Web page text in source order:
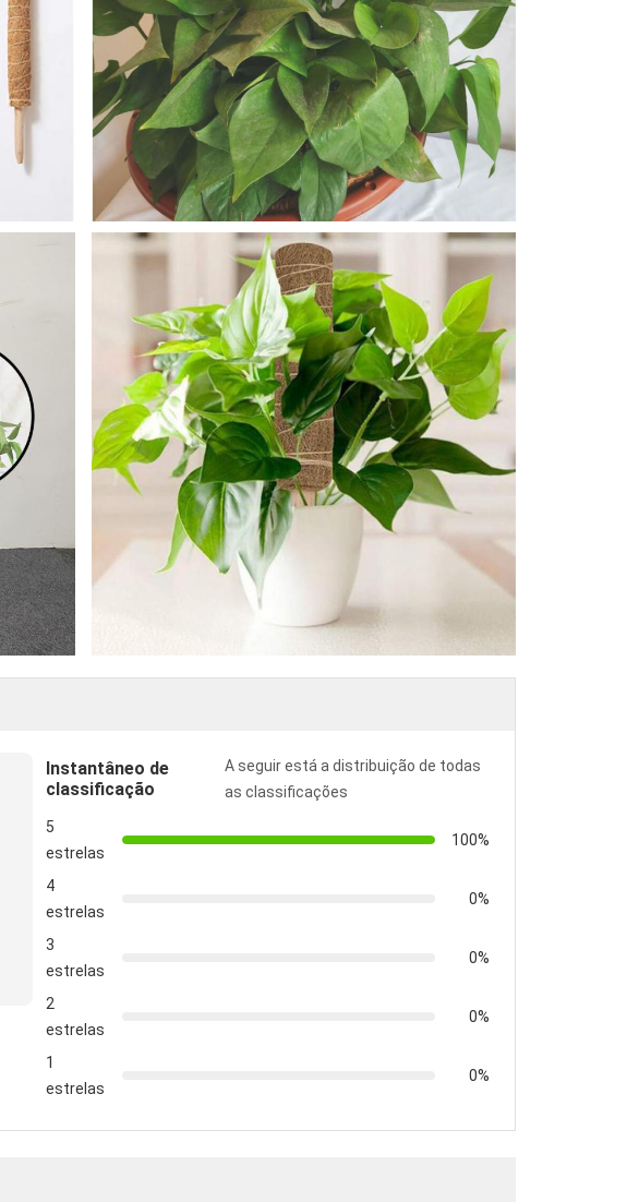
Instantâneo de
classificação
A seguir está a distribuição de todas
as classificações
5
estrelas
100%
4
estrelas
0%
3
estrelas
0%
2
estrelas
0%
1
estrelas
0%